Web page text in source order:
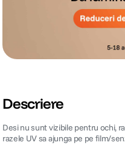
Descriere
Desi nu sunt vizibile pentru ochi,
razele UV sa ajunga pe pe film/